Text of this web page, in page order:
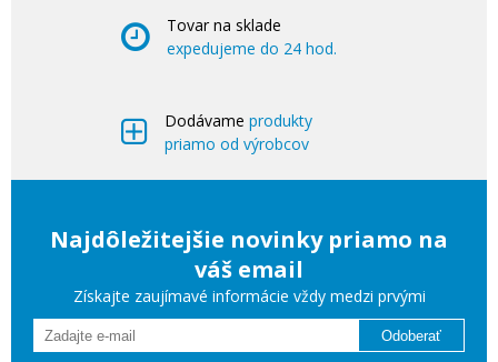
Tovar na sklade
expedujeme do 24 hod.
Dodávame produkty
priamo od výrobcov
Najdôležitejšie novinky priamo na
váš email
Získajte zaujímavé informácie vždy medzi prvými
Odoberať